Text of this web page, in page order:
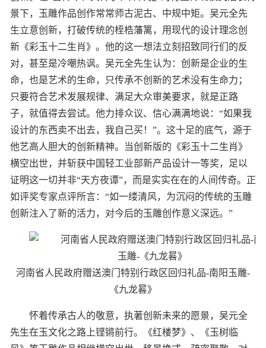
景下，玉雕作品创作常常师古泥古、中规中矩。吴元全先
生立意创新，打破传统的桎梏藩篱，用现代的设计理念创
新《彩玉十二生肖》。他的这一想法立刻招致同行们的反
对，甚至是冷嘲热讽。吴元全先生认为：创新是企业的生
命，也是艺术的生命，只传承不创新的艺术没有生命力；
只要符合艺术发展规律、满足大众审美要求，就是正路
子，就值得去尝试。他力排众议、信心满满地说：“如果我
设计的东西卖不出去，我自己买！”。这十足的底气，源于
他艺高人胆大的创新精神。当创新版的《彩玉十二生肖》
横空出世，并斩获中国轻工业部新产品设计一等奖，足以
证明这一切并非“天方夜谭”，而是实实在在的人间传奇。正
如评奖专家点评所言：“如一缕清风，为沉闷的传统的玉雕
创新注入了新的活力，对今后的玉雕创作意义深远。”
河南省人民政府赠送澳门特别行政区回归礼品-南阳玉雕-
《九龙晷》
怀着传承古人的敬意，执著创新未来的愿景，吴元全
先生在玉文化之路上铿锵前行。《红楼梦》、《玉树临